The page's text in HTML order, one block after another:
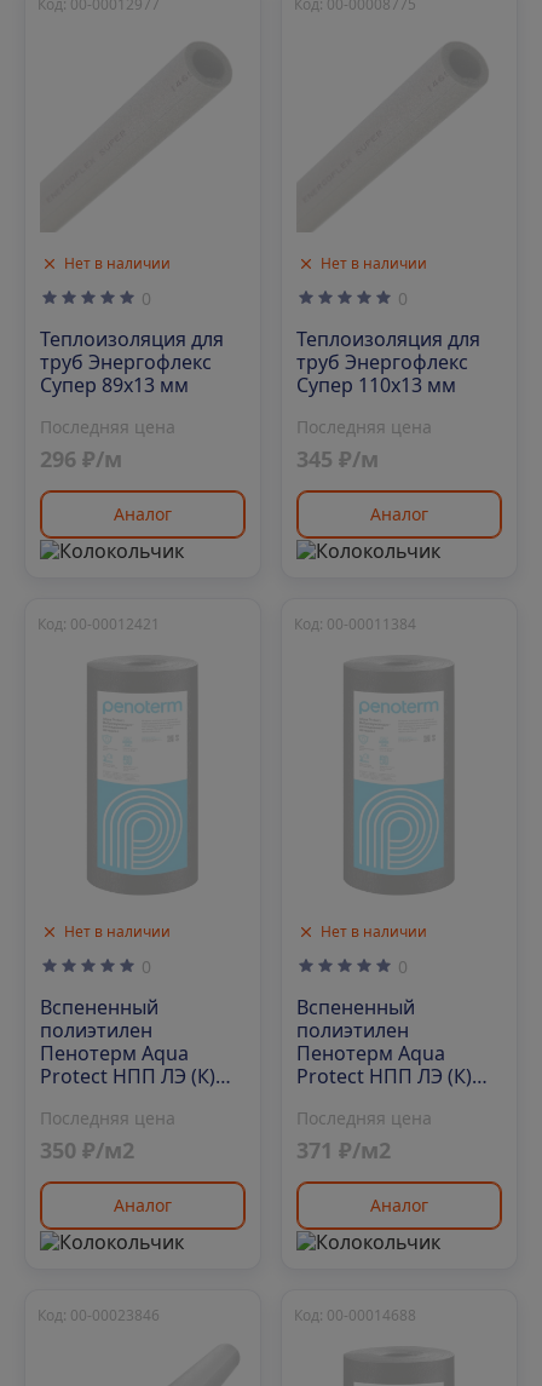
Нет в наличии
Код: 00-00012977
0
Теплоизоляция для
труб Энергофлекс
Супер 89х13 мм
Последняя цена
296 ₽/м
Аналог
Нет в наличии
Код: 00-00008775
0
Теплоизоляция для
труб Энергофлекс
Супер 110х13 мм
Последняя цена
345 ₽/м
Аналог
Нет в наличии
Код: 00-00012421
0
Вспененный
полиэтилен
Пенотерм Aqua
Protect НПП ЛЭ (К)
Последняя цена
350 ₽/м2
Аналог
Нет в наличии
Код: 00-00011384
0
Вспененный
полиэтилен
Пенотерм Aqua
Protect НПП ЛЭ (К)
Последняя цена
371 ₽/м2
Аналог
Код: 00-00023846 Код: 00-00014688